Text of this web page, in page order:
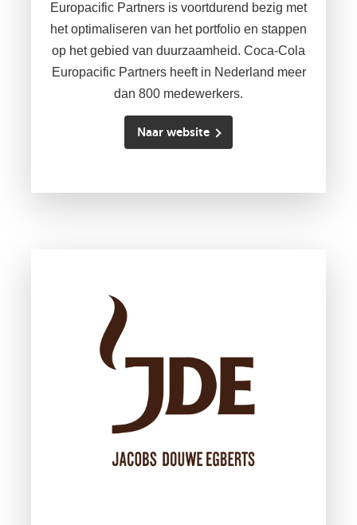
Europacific Partners is voortdurend bezig met
het optimaliseren van het portfolio en stappen
op het gebied van duurzaamheid. Coca-Cola
Europacific Partners heeft in Nederland meer
dan 800 medewerkers.
Naar website